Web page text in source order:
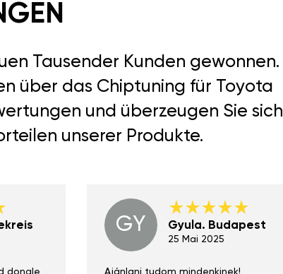
Tausender Kunden gewonnen.
über das Chiptuning für Toyota
und überzeugen Sie sich
unserer Produkte.
GY Gyula. Budapest
25 Mai 2025